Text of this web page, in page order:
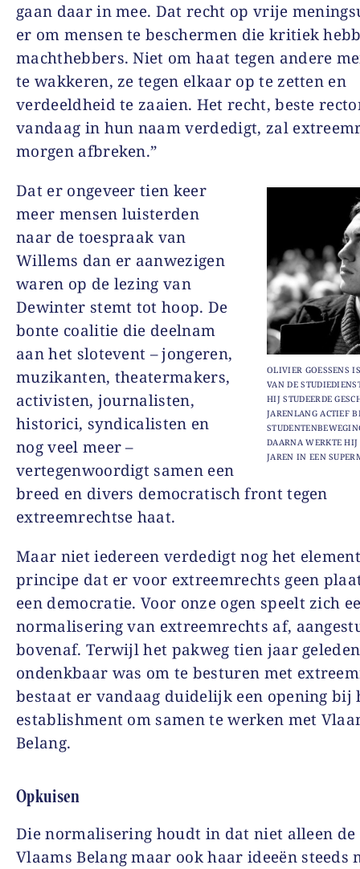
gaan daar in mee. Dat recht op vrije
er om mensen te beschermen die kritiek
machthebbers. Niet om haat tegen andere
te wakkeren, ze tegen elkaar op te zetten en
verdeeldheid te zaaien. Het recht, beste
vandaag in hun naam verdedigt, zal
morgen afbreken.”
OLIVIER GOESSENS
VAN DE
HIJ STUDEERDE
JARENLANG ACTIEF
DAARNA WERKTE
JAREN IN EEN
Dat er ongeveer tien keer
meer mensen luisterden
naar de toespraak van
Willems dan er aanwezigen
waren op de lezing van
Dewinter stemt tot hoop. De
bonte coalitie die deelnam
aan het slotevent – jongeren,
muzikanten, theatermakers,
activisten, journalisten,
historici, syndicalisten en
nog veel meer –
vertegenwoordigt samen een
breed en divers democratisch front tegen
extreemrechtse haat.
Maar niet iedereen verdedigt nog het
principe dat er voor extreemrechts geen
een democratie. Voor onze ogen speelt zich
normalisering van extreemrechts af,
bovenaf. Terwijl het pakweg tien jaar
ondenkbaar was om te besturen met
bestaat er vandaag duidelijk een opening bij
establishment om samen te werken met
Belang.
Opkuisen
Die normalisering houdt in dat niet alleen
Vlaams Belang maar ook haar ideeën steeds